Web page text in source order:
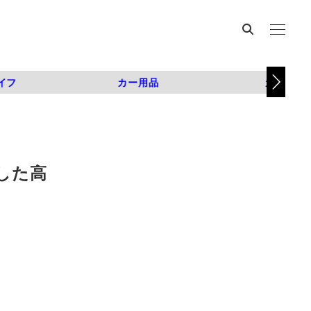
フ カー用品 カスタム
た高